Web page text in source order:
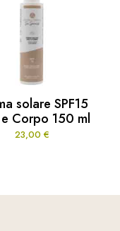
solare SPF15
Corpo 150 ml
23,00 €